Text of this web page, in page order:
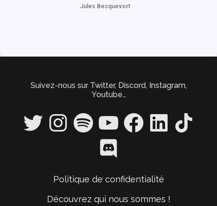
Jules Becquevort
Suivez-nous sur Twitter, Discord, Instagram,
Youtube…
Twitter InstagramSpotify YouTube FacebookLinkedIn TikTok
Discord
Politique de confidentialité
Découvrez qui nous sommes !